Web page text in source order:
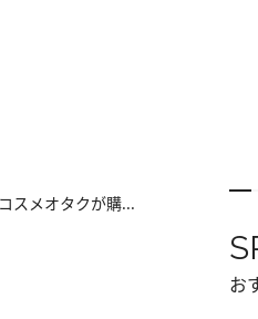
スメオタクが購...
お